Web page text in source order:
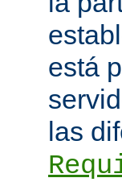
está
las